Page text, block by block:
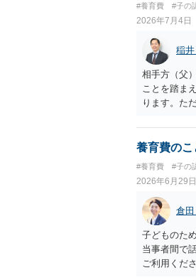
#養育費 #子の
2026年7月4日
稲
相手方（父
ことを踏ま
ります。た
養育費のこ
#養育費 #子の
2026年6月29日
倉
子どものた
当事者間で
ご利用くだ